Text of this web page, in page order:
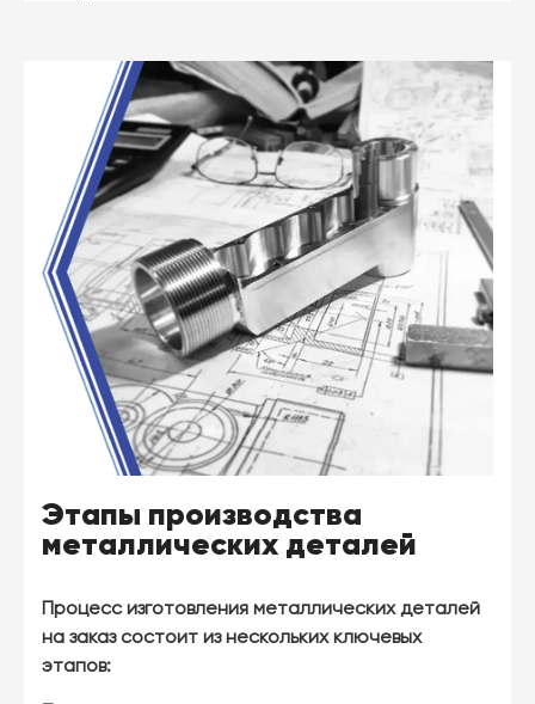
Этапы производства
металлических деталей
Процесс изготовления металлических деталей
на заказ состоит из нескольких ключевых
этапов: